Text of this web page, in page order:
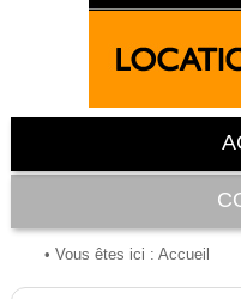
• Vous êtes ici : Accueil